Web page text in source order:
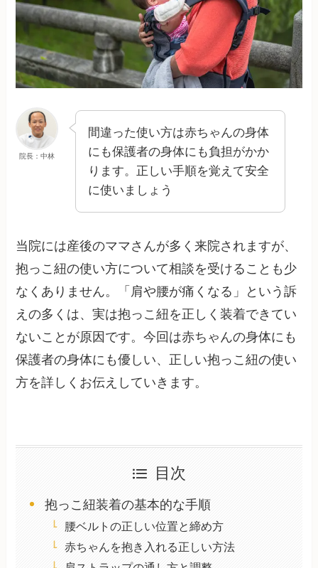
院長：中林
間違った使い方は赤ちゃんの身体
にも保護者の身体にも負担がかか
ります。正しい手順を覚えて安全
に使いましょう
当院には産後のママさんが多く来院されますが、
抱っこ紐の使い方について相談を受けることも少
なくありません。「肩や腰が痛くなる」という訴
えの多くは、実は抱っこ紐を正しく装着できてい
ないことが原因です。今回は赤ちゃんの身体にも
保護者の身体にも優しい、正しい抱っこ紐の使い
方を詳しくお伝えしていきます。
目次
抱っこ紐装着の基本的な手順
腰ベルトの正しい位置と締め方
赤ちゃんを抱き入れる正しい方法